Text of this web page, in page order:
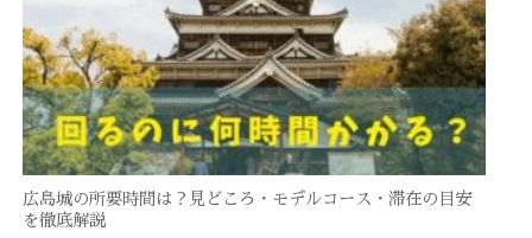
広島城の所要時間は？見どころ・モデルコース・滞在の目安
を徹底解説